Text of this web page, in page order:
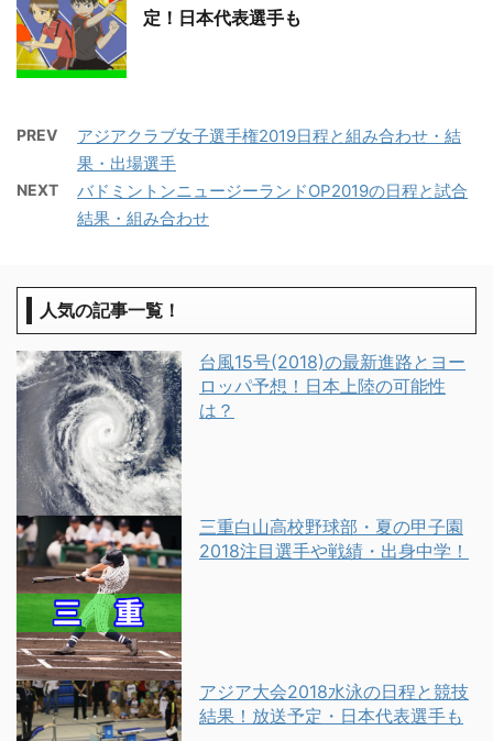
定！日本代表選手も
PREV
アジアクラブ女子選手権2019日程と組み合わせ・結
果・出場選手
NEXT
バドミントンニュージーランドOP2019の日程と試合
結果・組み合わせ
人気の記事一覧！
台風15号(2018)の最新進路とヨー
ロッパ予想！日本上陸の可能性
は？
三重白山高校野球部・夏の甲子園
2018注目選手や戦績・出身中学！
アジア大会2018水泳の日程と競技
結果！放送予定・日本代表選手も